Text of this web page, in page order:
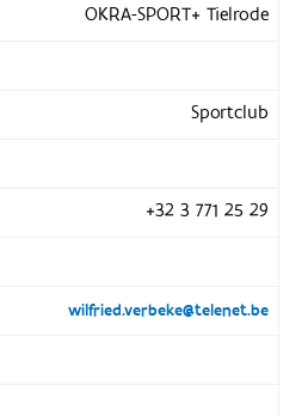
OKRA-SPORT+ Tielrode
Sportclub
+32 3 771 25 29
wilfried.verbeke@telenet.be